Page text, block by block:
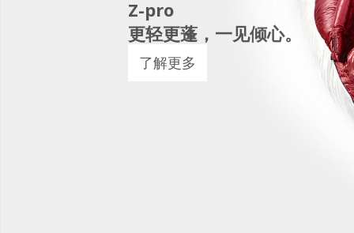
Z-pro
更轻更蓬，一见倾心。
了解更多